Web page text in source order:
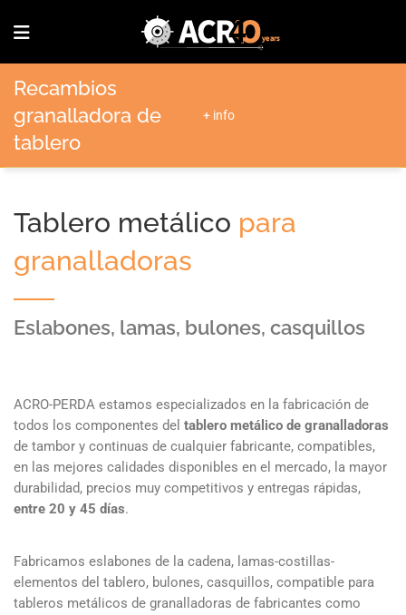
Recambios
granalladora de
tablero
+ info
Tablero metálico para
granalladoras
Eslabones, lamas, bulones, casquillos
ACRO-PERDA estamos especializados en la fabricación de
todos los componentes del tablero metálico de granalladoras
de tambor y continuas de cualquier fabricante, compatibles,
en las mejores calidades disponibles en el mercado, la mayor
durabilidad, precios muy competitivos y entregas rápidas,
entre 20 y 45 días.
Fabricamos eslabones de la cadena, lamas-costillas-
elementos del tablero, bulones, casquillos, compatible para
tableros metálicos de granalladoras de fabricantes como